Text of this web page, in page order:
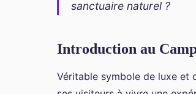
sanctuaire naturel ?
Introduction au
Véritable symbole de luxe et